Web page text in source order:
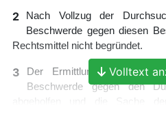
2
Nach Vollzug der
Beschwerde gegen diesen
Rechtsmittel nicht begründet.
3
Der Ermittlungsrichter des
Beschwerde gegen den
abgeholfen und die Sache
Volltext